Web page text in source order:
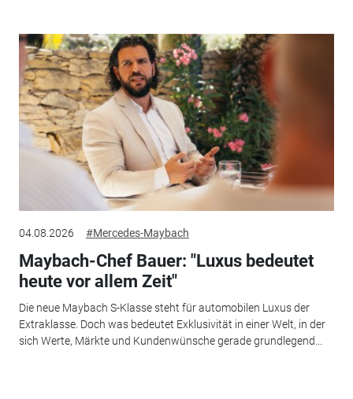
04.08.2026 #Mercedes-Maybach
Maybach-Chef Bauer: "Luxus bedeutet
heute vor allem Zeit"
Die neue Maybach S-Klasse steht für automobilen Luxus der
Extraklasse. Doch was bedeutet Exklusivität in einer Welt, in der
sich Werte, Märkte und Kundenwünsche gerade grundlegend...